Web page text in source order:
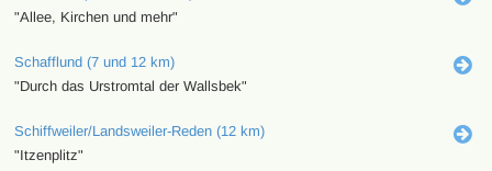
"Allee, Kirchen und mehr"
Schafflund (7 und 12 km)
"Durch das Urstromtal der Wallsbek"
Schiffweiler/Landsweiler-Reden (12 km)
"Itzenplitz"